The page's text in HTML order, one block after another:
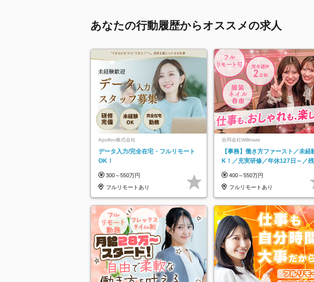
あなたの行動履歴からオススメの求人
Apollon株式会社
データ入力/完全在宅・フルリモート
OK！
300～550万円
フルリモートあり
合同会社Willmate
【事務】働き方ファースト／未経
K！／充実研修／年休127日～／
400～550万円
フルリモートあり